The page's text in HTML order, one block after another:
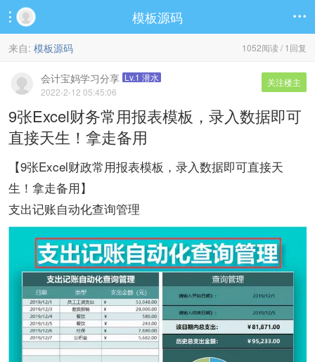
 模板源码 
1052阅读 / 1回复
来自: 模板源码
关注楼主
会计宝妈学习分享 Lv.1 潜水
2022-2-12 05:45:06
9张Excel财务常用报表模板，录入数据即可
直接天生！拿走备用
【9张Excel财政常用报表模板，录入数据即可直接天
生！拿走备用】
支出记账自动化查询管理